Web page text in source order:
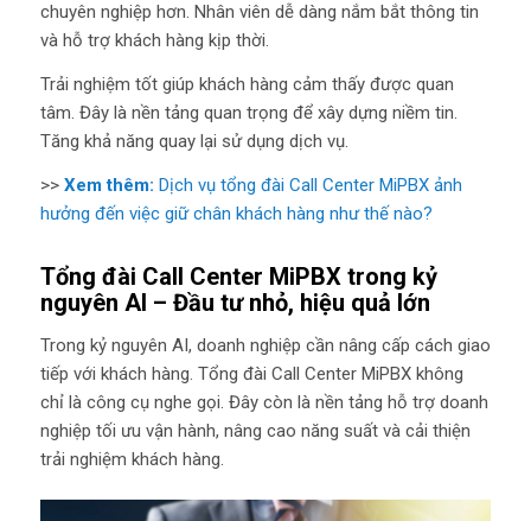
chuyên nghiệp hơn. Nhân viên dễ dàng nắm bắt thông tin
và hỗ trợ khách hàng kịp thời.
Trải nghiệm tốt giúp khách hàng cảm thấy được quan
tâm. Đây là nền tảng quan trọng để xây dựng niềm tin.
Tăng khả năng quay lại sử dụng dịch vụ.
>> Xem thêm: Dịch vụ tổng đài Call Center MiPBX ảnh
hưởng đến việc giữ chân khách hàng như thế nào?
Tổng đài Call Center MiPBX trong kỷ
nguyên AI – Đầu tư nhỏ, hiệu quả lớn
Trong kỷ nguyên AI, doanh nghiệp cần nâng cấp cách giao
tiếp với khách hàng. Tổng đài Call Center MiPBX không
chỉ là công cụ nghe gọi. Đây còn là nền tảng hỗ trợ doanh
nghiệp tối ưu vận hành, nâng cao năng suất và cải thiện
trải nghiệm khách hàng.